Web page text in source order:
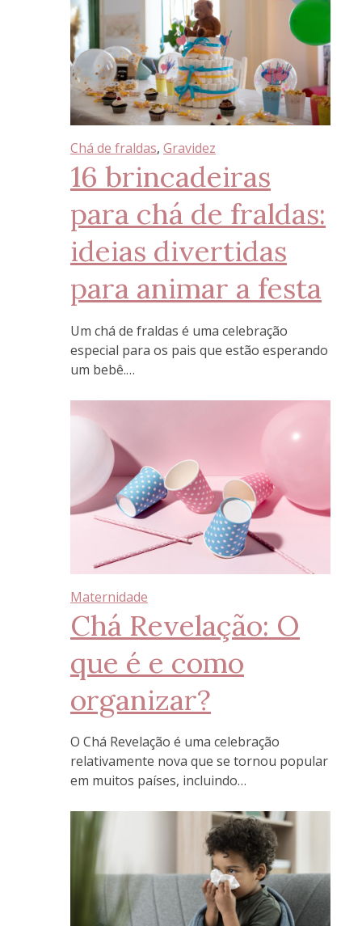
Chá de fraldas, Gravidez
16 brincadeiras
para chá de fraldas:
ideias divertidas
para animar a festa
Um chá de fraldas é uma celebração
especial para os pais que estão esperando
um bebê.…
Maternidade
Chá Revelação: O
que é e como
organizar?
O Chá Revelação é uma celebração
relativamente nova que se tornou popular
em muitos países, incluindo…